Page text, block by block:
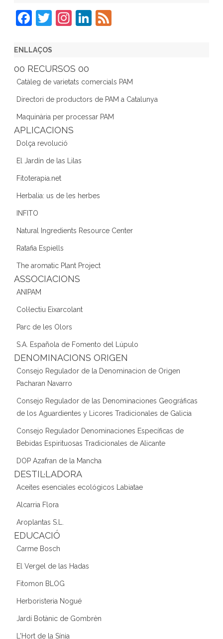
F
c
e
b
o
o
k
T
er
In
gr
a
m
Li
dI
n
ENLLAÇOS
00 RECURSOS 00
Catàleg de varietats comercials PAM
Directori de productors de PAM a Catalunya
Maquinària per processar PAM
APLICACIONS
Dolça revolució
El Jardín de las Lilas
Fitoterapia.net
Herbalia: us de les herbes
INFITO
Natural Ingredients Resource Center
Ratafia Espiells
The aromatic Plant Project
ASSOCIACIONS
ANIPAM
Col·lectiu Eixarcolant
Parc de les Olors
S.A. Española de Fomento del Lúpulo
DENOMINACIONS ORIGEN
Consejo Regulador de la Denominacion de Origen
Pacharan Navarro
Consejo Regulador de las Denominaciones Geográficas
de los Aguardientes y Licores Tradicionales de Galicia
Consejo Regulador Denominaciones Específicas de
Bebidas Espirituosas Tradicionales de Alicante
DOP Azafran de la Mancha
DESTIL·LADORA
Aceites esenciales ecológicos Labiatae
Alcarria Flora
Aroplantas S.L.
EDUCACIÓ
Carme Bosch
El Vergel de las Hadas
Fitomon BLOG
Herboristeria Nogué
Jardí Botànic de Gombrèn
L'Hort de la Sínia